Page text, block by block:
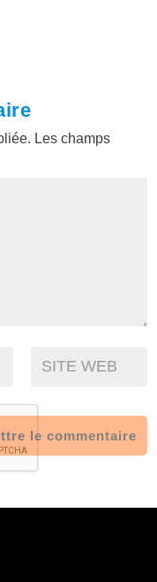
Les champs
le commentaire